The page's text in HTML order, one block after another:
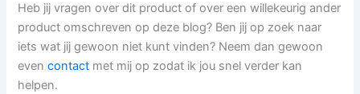
Heb jij vragen over dit product of over een willekeurig ander
product omschreven op deze blog? Ben jij op zoek naar
iets wat jij gewoon niet kunt vinden? Neem dan gewoon
evencontact met mij op zodat ik jou snel verder kan
helpen.